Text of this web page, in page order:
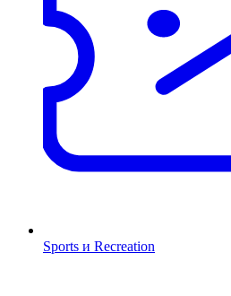
Sports и Recreation